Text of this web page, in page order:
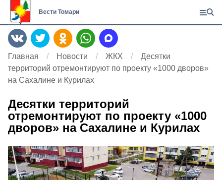
Вести Томари
Главная Новости ЖКХ
Десятки
территорий отремонтируют по проекту «1000 дворов»
на Сахалине и Курилах
Десятки территорий
отремонтируют по проекту «1000
дворов» на Сахалине и Курилах